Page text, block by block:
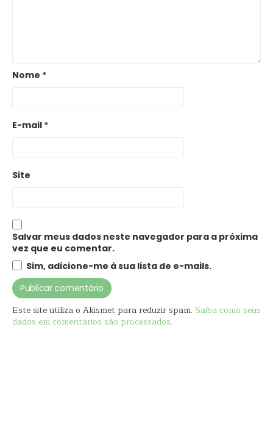
Nome *
E-mail *
Site
Salvar meus dados neste navegador para a próxima
vez que eu comentar.
Sim, adicione-me à sua lista de e-mails.
Este site utiliza o Akismet para reduzir spam. Saiba como seus
dados em comentários são processados.